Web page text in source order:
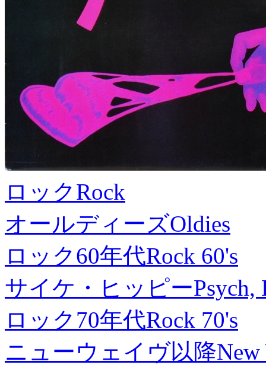
ロックRock
オールディーズOldies
ロック60年代Rock 60's
サイケ・ヒッピーPsych,
ロック70年代Rock 70's
ニューウェイヴ以降New